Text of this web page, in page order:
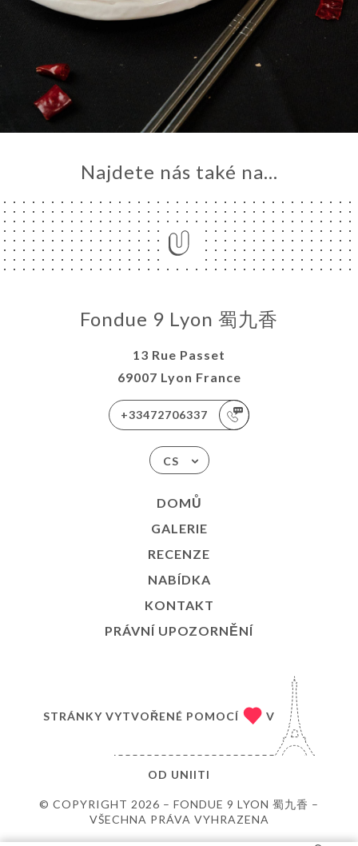
Najdete nás také na...
Fondue 9 Lyon 蜀九香
13 Rue Passet
69007 Lyon France
+33472706337
CS
DOMŮ
GALERIE
RECENZE
NABÍDKA
KONTAKT
PRÁVNÍ UPOZORNĚNÍ
© COPYRIGHT 2026 – FONDUE 9 LYON 蜀九香 –
VŠECHNA PRÁVA VYHRAZENA
STRÁNKY VYTVOŘENÉ POMOCÍ V
OD UNIITI